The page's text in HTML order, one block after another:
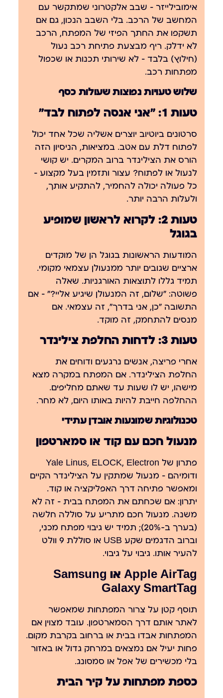
אימובילייזר — שבב אלקטרוני שמתקשר עם
המחשב של הרכב. בלי השבב הנכון, גם אם
תשקפו את החתך הפיזי של המפתח, הרכב
לא ידלק. ריף מבצעת פתיחת רכב נעול
(חילוץ) בלבד — לא שירותי תכנות או שכפול
מפתחות רכב.
שלוש טעויות נפוצות שעולות כסף
טעות 1: "אני אנסה לפתוח לבד"
סרטונים ביוטיוב יוצרים אשליה שכל אחד יכול
לפתוח דלת עם אטב. במציאות, הניסיון הזה
הורס את הצילינדר ברוב המקרים. יש קושי
לנעול או לפתוח? עצור ותזמין בעל מקצוע —
כל פעולה יכולה להחמיר, להתקיע אותך,
ולעלות הרבה יותר.
טעות 2: לקרוא לראשון שמופיע
בגוגל
המודעות הראשונות בגוגל הן של מוקדים
ארציים שגובים יותר ממנעולן עצמאי מקומי.
תמיד גללו לתוצאות האורגניות. שאלה
פשוטה: "שלום, זה המנעולן שיגיע אליי?" — אם
התשובה "כן, אני בדרך", זה עצמאי. אם
מנסים להתחמק, זה מוקד.
טעות 3: לדחות החלפת צילינדר
אחרי פריצה, אנשים נרגעים ודוחים את
החלפת הצילינדר. אם המפתח במקרה מצא
מישהו, יש לו שעות עד שאתם מחליפים.
ההחלפה חייבת להיות באותו היום, לא מחר.
טכנולוגיות שמונעות אובדן עתידי
מנעול חכם עם קוד או סמארטפון
פתרון של Yale Linus, ELOCK, Electron
ודומיהם — מנעול שמתקין על הצילינדר הקיים
ומאפשר פתיחה דרך האפליקציה או קוד.
יתרון: אם שכחתם את המפתח בבית — זה לא
משנה. מנעול חכם מתריע על סוללה חלשה
(בערך ב-20%); תמיד יש גיבוי מפתח מכני,
וברוב הדגמים שקע USB או סוללת 9 וולט
להעיר אותו. גיבוי על גיבוי.
Apple AirTag או Samsung
Galaxy SmartTag
תוסף קטן על צרור המפתחות שמאפשר
לאתר אותם דרך הסמארטפון. עובד מצוין אם
המפתחות אבדו בבית או ברחוב בקרבת מקום.
פחות יעיל אם נמצאים במרחק גדול או באזור
בלי מכשירים של אפל או סמסונג.
כספת מפתחות על קיר הבית